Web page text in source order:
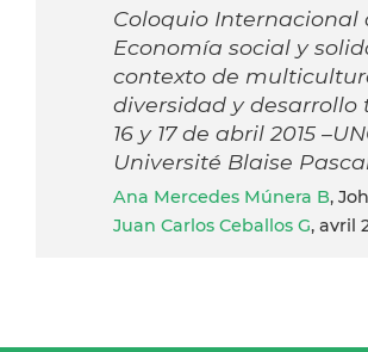
Coloquio Internacional
Economía social y
contexto de
diversidad y desarrollo
16 y 17 de abril 2015
Université Blaise
Ana Mercedes Múnera B,
Juan Carlos Ceballos G, avril